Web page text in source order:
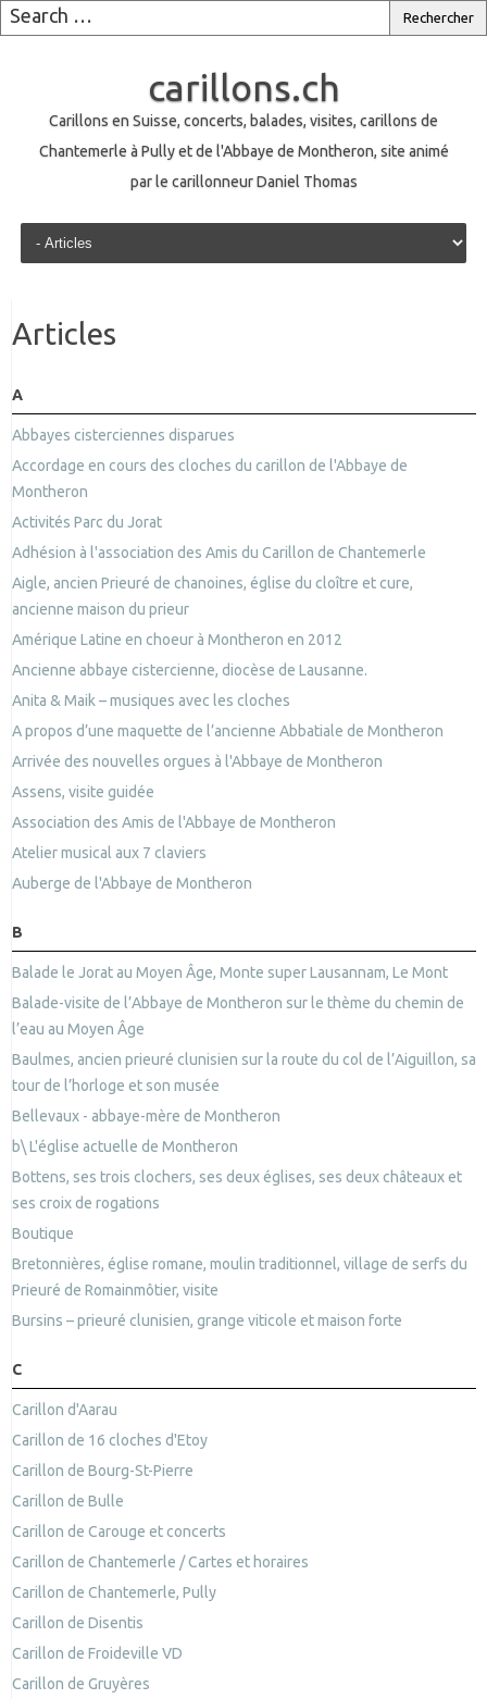
carillons.ch
Carillons en Suisse, concerts, balades, visites, carillons de
Chantemerle à Pully et de l'Abbaye de Montheron, site animé
par le carillonneur Daniel Thomas
Skip to content
Articles
A
Abbayes cisterciennes disparues
Accordage en cours des cloches du carillon de l'Abbaye de
Montheron
Activités Parc du Jorat
Adhésion à l'association des Amis du Carillon de Chantemerle
Aigle, ancien Prieuré de chanoines, église du cloître et cure,
ancienne maison du prieur
Amérique Latine en choeur à Montheron en 2012
Ancienne abbaye cistercienne, diocèse de Lausanne.
Anita & Maik – musiques avec les cloches
A propos d’une maquette de l’ancienne Abbatiale de Montheron
Arrivée des nouvelles orgues à l'Abbaye de Montheron
Assens, visite guidée
Association des Amis de l'Abbaye de Montheron
Atelier musical aux 7 claviers
Auberge de l'Abbaye de Montheron
B
Balade le Jorat au Moyen Âge, Monte super Lausannam, Le Mont
Balade-visite de l’Abbaye de Montheron sur le thème du chemin de
l’eau au Moyen Âge
Baulmes, ancien prieuré clunisien sur la route du col de l’Aiguillon, sa
tour de l’horloge et son musée
Bellevaux - abbaye-mère de Montheron
b\ L'église actuelle de Montheron
Bottens, ses trois clochers, ses deux églises, ses deux châteaux et
ses croix de rogations
Boutique
Bretonnières, église romane, moulin traditionnel, village de serfs du
Prieuré de Romainmôtier, visite
Bursins – prieuré clunisien, grange viticole et maison forte
C
Carillon d'Aarau
Carillon de 16 cloches d'Etoy
Carillon de Bourg-St-Pierre
Carillon de Bulle
Carillon de Carouge et concerts
Carillon de Chantemerle / Cartes et horaires
Carillon de Chantemerle, Pully
Carillon de Disentis
Carillon de Froideville VD
Carillon de Gruyères